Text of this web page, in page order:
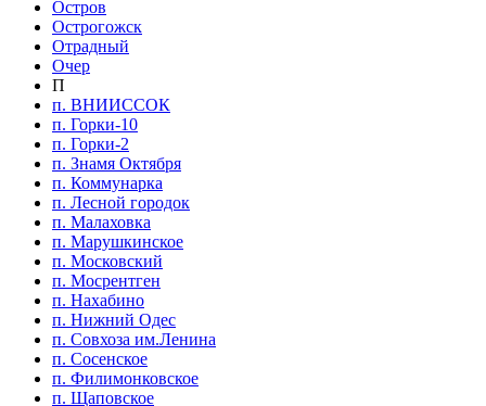
Остров
Острогожск
Отрадный
Очер
П
п. ВНИИССОК
п. Горки-10
п. Горки-2
п. Знамя Октября
п. Коммунарка
п. Лесной городок
п. Малаховка
п. Марушкинское
п. Московский
п. Мосрентген
п. Нахабино
п. Нижний Одес
п. Совхоза им.Ленина
п. Сосенское
п. Филимонковское
п. Щаповское